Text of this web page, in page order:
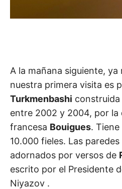
A la mañana siguiente, ya
nuestra primera visita es
Turkmenbashi construida
entre 2002 y 2004, por la
francesa Bouigues.
10.000 fieles. Las
adornados por versos de
escrito por el Presidente
Niyazov .